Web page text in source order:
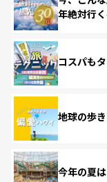
年絶対行
コスパも
地球の歩
今年の夏